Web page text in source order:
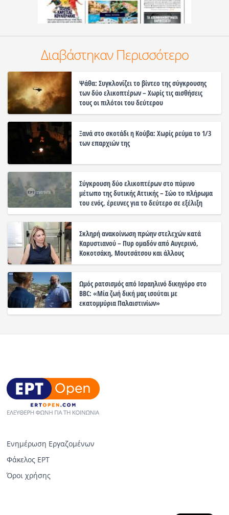
Διαβάστηκαν Περισσότερο
Ψάθα: Συγκλονίζει το βίντεο της σύγκρουσης
των δύο ελικοπτέρων – Χωρίς τις αισθήσεις
τους οι πιλότοι του δεύτερου
Ξανά στο σκοτάδι η Κούβα: Χωρίς ρεύμα το 1/3
των επαρχιών της
Σύγκρουση δύο ελικοπτέρων στο πύρινο
μέτωπο της δυτικής Αττικής – Σώο το πλήρωμα
του ενός, έρευνες για το δεύτερο σε εξέλιξη
Σκληρή ανακοίνωση πρώην στελεχών κατά
Καρυστιανού – Πυρ ομαδόν από Αυγερινό,
Κοκοτσάκη, Μουτσάτσου και άλλους
Ωμός ρατσισμός από Ισραηλινό δικηγόρο στο
BBC: «Μία ζωή δική μας ισούται με
εκατομμύρια Παλαιστινίων»
Ενημέρωση Εργαζομένων
Φάκελος ΕΡΤ
Όροι χρήσης